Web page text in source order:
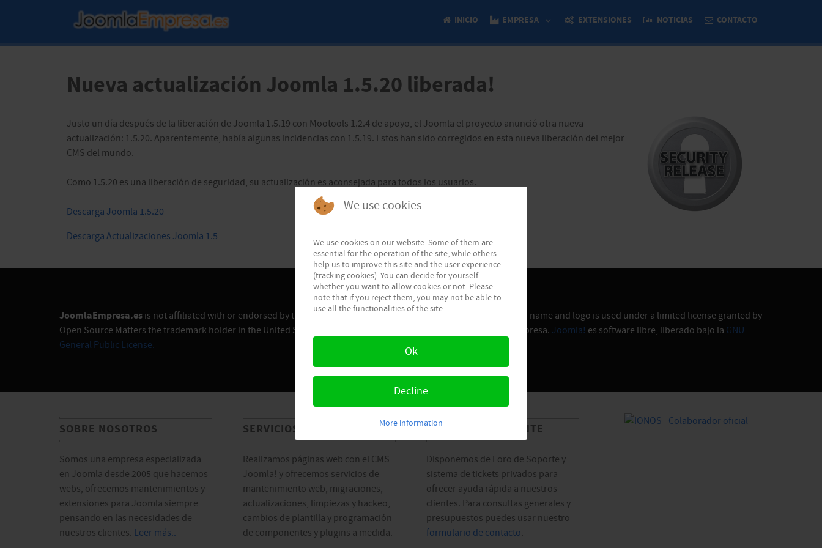
INICIO EMPRESA EXTENSIONES NOTICIAS CONTACTO
Nueva actualización Joomla 1.5.20 liberada!
Justo un día después de la liberación de Joomla 1.5.19 con Mootools 1.2.4 de apoyo, el Joomla el proyecto anunció otra nueva
actualización: 1.5.20. Aparentemente, había algunas incidencias con 1.5.19. Estos han sido corregidos en esta nueva liberación del mejor
CMS del mundo.
Como 1.5.20 es una liberación de seguridad, su actualización es aconsejada para todos los usuarios.
Descarga Joomla 1.5.20
Descarga Actualizaciones Joomla 1.5
JoomlaEmpresa.es is not affiliated with or endorsed by the Joomla! Project or Open Source Matters. The Joomla! name and logo is used under a limited license granted by
Open Source Matters the trademark holder in the United States and other countries. Copyright © 2017 Joomla Empresa. Joomla! es software libre, liberado bajo la GNU
General Public License.
SOBRE NOSOTROS
Somos una empresa especializada
en Joomla desde 2005 que hacemos
webs, ofrecemos mantenimientos y
extensiones para Joomla siempre
pensando en las necesidades de
nuestros clientes. Leer más..
SERVICIOS WEB
Realizamos páginas web con el CMS
Joomla! y ofrecemos servicios de
mantenimiento web, migraciones,
actualizaciones, limpiezas y hackeo,
cambios de plantilla y programación
de componentes y plugins a medida.
ATENCIÓN AL CLIENTE
Disponemos de Foro de Soporte y
sistema de tickets privados para
ofrecer ayuda rápida a nuestros
clientes. Para consultas generales y
presupuestos puedes usar nuestro
formulario de contacto.
We use cookies
We use cookies on our website. Some of them are
essential for the operation of the site, while others
help us to improve this site and the user experience
(tracking cookies). You can decide for yourself
whether you want to allow cookies or not. Please
note that if you reject them, you may not be able to
use all the functionalities of the site.
Ok
Decline
More information